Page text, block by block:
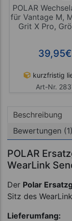
POLAR
für Vantage M,
Grit X Pro,
39,95€
kurzfristig
Art-Nr.
Beschreibung
Bewertungen (1)
POLAR
WearLink
Der Polar
Sitz des
Lieferumfang: